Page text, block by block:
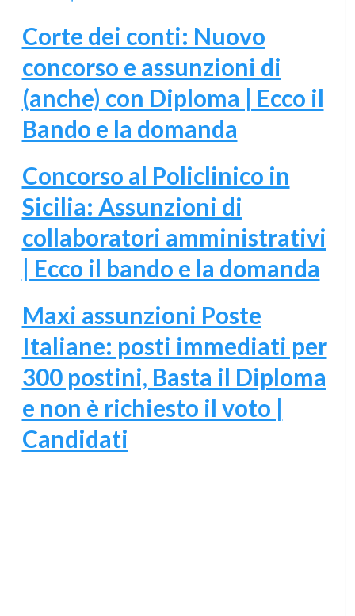
Corte dei conti: Nuovo
concorso e assunzioni di
(anche) con Diploma | Ecco il
Bando e la domanda
Concorso al Policlinico in
Sicilia: Assunzioni di
collaboratori amministrativi
| Ecco il bando e la domanda
Maxi assunzioni Poste
Italiane: posti immediati per
300 postini, Basta il Diploma
e non è richiesto il voto |
Candidati